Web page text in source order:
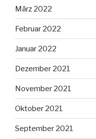
März 2022
Februar 2022
Januar 2022
Dezember 2021
November 2021
Oktober 2021
September 2021